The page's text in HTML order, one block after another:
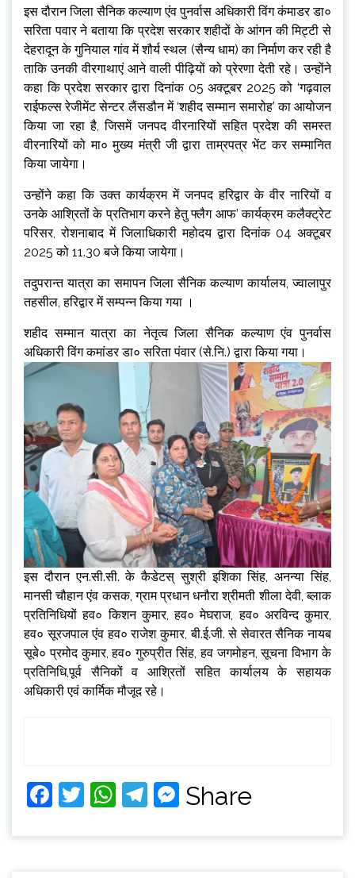
इस दौरान जिला सैनिक कल्याण एंव पुनर्वास अधिकारी विंग कंमाडर डा०
सरिता पवार ने बताया कि प्रदेश सरकार शहीदों के आंगन की मिट्टी से
देहरादून के गुनियाल गांव में शौर्य स्थल (सैन्य धाम) का निर्माण कर रही है
ताकि उनकी वीरगाथाएं आने वाली पीढ़ियों को प्रेरणा देती रहे। उन्होंने
कहा कि प्रदेश सरकार द्वारा दिनांक 05 अक्टूबर 2025 को ‘गढ़वाल
राईफल्स रेजीमेंट सेन्टर लैंसडौन में ‘शहीद सम्मान समारोह’ का आयोजन
किया जा रहा है, जिसमें जनपद वीरनारियों सहित प्रदेश की समस्त
वीरनारियों को मा० मुख्य मंत्री जी द्वारा ताम्रपत्र भेंट कर सम्मानित
किया जायेगा।
उन्होंने कहा कि उक्त कार्यक्रम में जनपद हरिद्वार के वीर नारियों व
उनके आश्रितों के प्रतिभाग करने हेतु फ्लैग आफ’ कार्यक्रम कलैक्ट्रेट
परिसर, रोशनाबाद में जिलाधिकारी महोदय द्वारा दिनांक 04 अक्टूबर
2025 को 11.30 बजे किया जायेगा।
तदुपरान्त यात्रा का समापन जिला सैनिक कल्याण कार्यालय, ज्वालापुर
तहसील, हरिद्वार में सम्पन्न किया गया ।
शहीद सम्मान यात्रा का नेतृत्व जिला सैनिक कल्याण एंव पुनर्वास
अधिकारी विंग कमांडर डा० सरिता पंवार (से.नि.) द्वारा किया गया।
इस दौरान एन.सी.सी. के कैडेटस् सुश्री इशिका सिंह, अनन्या सिंह,
मानसी चौहान एंव कसक, ग्राम प्रधान धनौरा श्रीमती शीला देवी, ब्लाक
प्रतिनिधियों हव० किशन कुमार, हव० मेघराज, हव० अरविन्द कुमार,
हव० सूरजपाल एंव हव० राजेश कुमार, बी.ई.जी. से सेवारत सैनिक नायब
सूबे० प्रमोद कुमार, हव० गुरुप्रीत सिंह, हव जगमोहन, सूचना विभाग के
प्रतिनिधि,पूर्व सैनिकों व आश्रितों सहित कार्यालय के सहायक
अधिकारी एवं कार्मिक मौजूद रहे।
Facebook
Twitter
WhatsApp
Telegram
Messenger
Share